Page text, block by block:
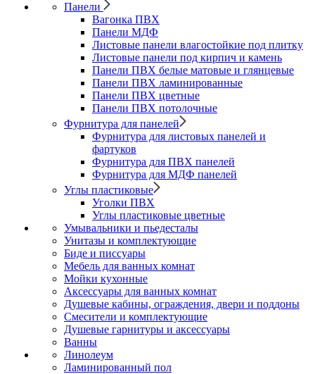
Панели
Вагонка ПВХ
Панели МДФ
Листовые панели влагостойкие под плитку
Листовые панели под кирпич и камень
Панели ПВХ белые матовые и глянцевые
Панели ПВХ ламинированные
Панели ПВХ цветные
Панели ПВХ потолочные
Фурнитура для панелей
Фурнитура для листовых панелей и
фартуков
Фурнитура для ПВХ панелей
Фурнитура для МДФ панелей
Углы пластиковые
Уголки ПВХ
Углы пластиковые цветные
Умывальники и пьедесталы
Унитазы и комплектующие
Биде и писсуары
Мебель для ванных комнат
Мойки кухонные
Аксессуары для ванных комнат
Душевые кабины, ограждения, двери и поддоны
Смесители и комплектующие
Душевые гарнитуры и аксессуары
Ванны
Линолеум
Ламинированный пол